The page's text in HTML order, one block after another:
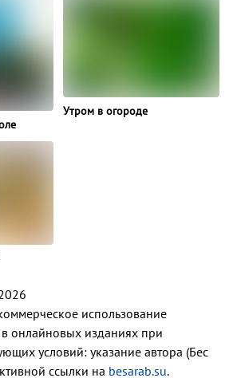
Утром в огороде
использование
онлайновых изданиях при
условий: указание автора (Бес
ссылки на besarab.su.